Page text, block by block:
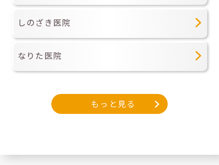
しのざき医院
なりた医院
もっと見る